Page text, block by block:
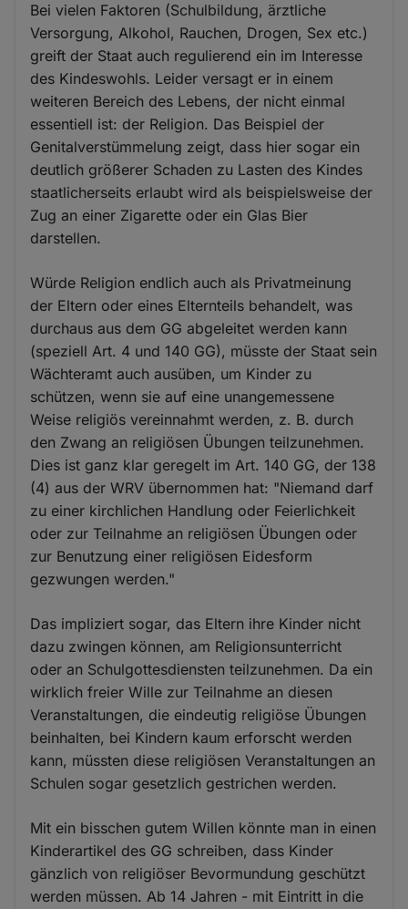
Bei vielen Faktoren (Schulbildung, ärztliche
Versorgung, Alkohol, Rauchen, Drogen, Sex etc.)
greift der Staat auch regulierend ein im Interesse
des Kindeswohls. Leider versagt er in einem
weiteren Bereich des Lebens, der nicht einmal
essentiell ist: der Religion. Das Beispiel der
Genitalverstümmelung zeigt, dass hier sogar ein
deutlich größerer Schaden zu Lasten des Kindes
staatlicherseits erlaubt wird als beispielsweise der
Zug an einer Zigarette oder ein Glas Bier
darstellen.
Würde Religion endlich auch als Privatmeinung
der Eltern oder eines Elternteils behandelt, was
durchaus aus dem GG abgeleitet werden kann
(speziell Art. 4 und 140 GG), müsste der Staat sein
Wächteramt auch ausüben, um Kinder zu
schützen, wenn sie auf eine unangemessene
Weise religiös vereinnahmt werden, z. B. durch
den Zwang an religiösen Übungen teilzunehmen.
Dies ist ganz klar geregelt im Art. 140 GG, der 138
(4) aus der WRV übernommen hat: "Niemand darf
zu einer kirchlichen Handlung oder Feierlichkeit
oder zur Teilnahme an religiösen Übungen oder
zur Benutzung einer religiösen Eidesform
gezwungen werden."
Das impliziert sogar, das Eltern ihre Kinder nicht
dazu zwingen können, am Religionsunterricht
oder an Schulgottesdiensten teilzunehmen. Da ein
wirklich freier Wille zur Teilnahme an diesen
Veranstaltungen, die eindeutig religiöse Übungen
beinhalten, bei Kindern kaum erforscht werden
kann, müssten diese religiösen Veranstaltungen an
Schulen sogar gesetzlich gestrichen werden.
Mit ein bisschen gutem Willen könnte man in einen
Kinderartikel des GG schreiben, dass Kinder
gänzlich von religiöser Bevormundung geschützt
werden müssen. Ab 14 Jahren - mit Eintritt in die